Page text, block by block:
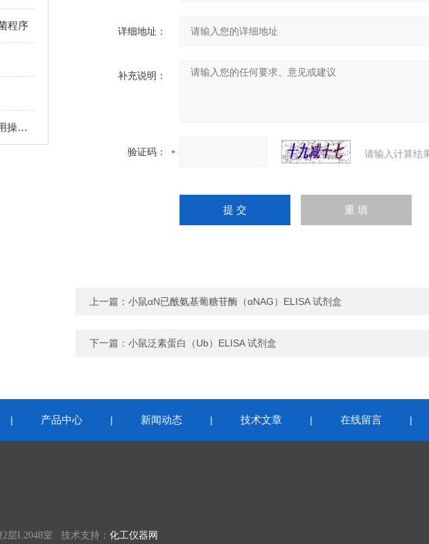
程序
三洋高压灭菌锅的停用后重新启用操作流程
详细地址：
补充说明：
验证码： 请输入计算结
上一篇： 小鼠αN已酰氨基葡糖苷酶（αNAG）ELISA 试剂盒
下一篇： 小鼠泛素蛋白（Ub）ELISA 试剂盒
| 产品中心 | 新闻动态 | 技术文章 | 在线留言 |
层L2048室 技术支持： 化工仪器网